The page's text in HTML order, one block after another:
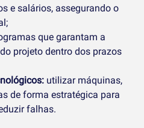
e salários, assegurando o
que garantam a
projeto dentro dos prazos
utilizar máquinas,
de forma estratégica para
falhas.